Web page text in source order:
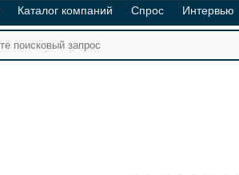
Каталог компаний Спрос Интервью